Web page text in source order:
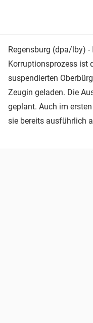
Regensburg (dpa/lby) -
Korruptionsprozess ist
suspendierten
Zeugin geladen. Die
geplant. Auch im
sie bereits ausführlich